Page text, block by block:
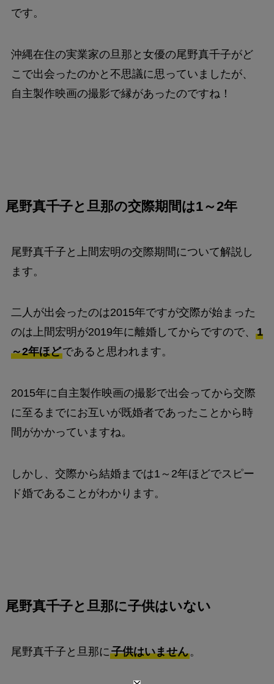
です。
沖縄在住の実業家の旦那と女優の尾野真千子がど
こで出会ったのかと不思議に思っていましたが、
自主製作映画の撮影で縁があったのですね！
尾野真千子と旦那の交際期間は1～2年
尾野真千子と上間宏明の交際期間について解説し
ます。
二人が出会ったのは2015年ですが交際が始まった
のは上間宏明が2019年に離婚してからですので、 1
～2年ほどであると思われます。
2015年に自主製作映画の撮影で出会ってから交際
に至るまでにお互いが既婚者であったことから時
間がかかっていますね。
しかし、交際から結婚までは1～2年ほどでスピー
ド婚であることがわかります。
尾野真千子と旦那に子供はいない
尾野真千子と旦那に子供はいません。